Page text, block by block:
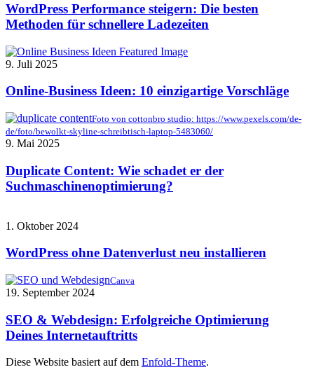
WordPress Performance steigern: Die besten
Methoden für schnellere Ladezeiten
9. Juli 2025
Online-Business Ideen: 10 einzigartige Vorschläge
Foto von cottonbro studio: https://www.pexels.com/de-
de/foto/bewolkt-skyline-schreibtisch-laptop-5483060/
9. Mai 2025
Duplicate Content: Wie schadet er der
Suchmaschinenoptimierung?
1. Oktober 2024
WordPress ohne Datenverlust neu installieren
Canva
19. September 2024
SEO & Webdesign: Erfolgreiche Optimierung
Deines Internetauftritts
Diese Website basiert auf dem Enfold-Theme.